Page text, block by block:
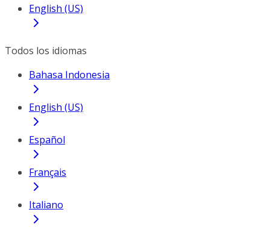
English (US)
Todos los idiomas
Bahasa Indonesia
English (US)
Español
Français
Italiano